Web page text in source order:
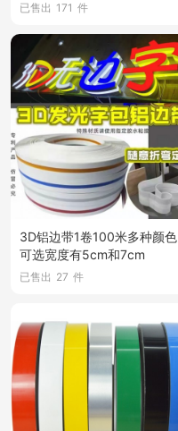
已售出 171 件
3D铝边带1卷100米多种颜色
可选宽度有5cm和7cm
已售出 27 件